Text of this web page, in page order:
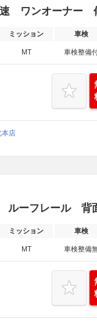
速 ワンオーナー
ミッション 車検
MT 車検整備
店
ルーフレール 背
ミッション 車検
MT 車検整備